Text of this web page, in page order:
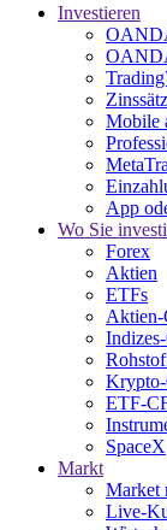
Investieren
Mobile
App
Wo Sie
Forex
Aktien
ETFs
ETF-
SpaceX
Markt
Market
Live-